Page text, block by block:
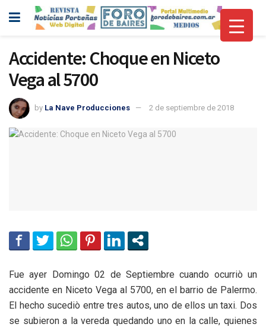
Accidente: Choque en Niceto
Vega al 5700
by La Nave Producciones 2 de septiembre de 2018
Fue ayer Domingo 02 de Septiembre cuando ocurriò un
accidente en Niceto Vega al 5700, en el barrio de Palermo.
El hecho sucediò entre tres autos, uno de ellos un taxi. Dos
se subieron a la vereda quedando uno en la calle, quienes